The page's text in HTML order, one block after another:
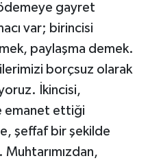
gayret
var; birincisi
paylaşma demek.
borçsuz olarak
İkincisi,
emanet ettiği
şeffaf bir şekilde
Muhtarımızdan,